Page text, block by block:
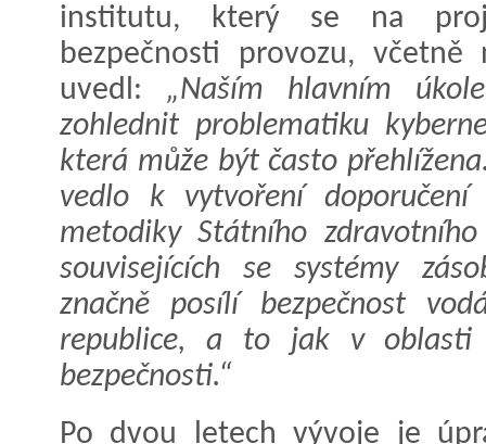
institutu, který se na
bezpečnosti provozu,
uvedl: „Naším hlavním
zohlednit problematiku
která může být často
vedlo k vytvoření doporučení
metodiky Státního
souvisejících se systémy
značně posílí bezpečnost
republice, a to jak v oblasti
bezpečnosti.“
Po dvou letech vývoje je